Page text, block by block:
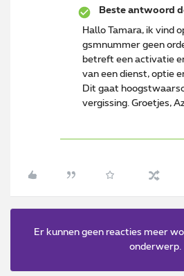
Beste antwoord
Hallo Tamara, ik vind
gsmnummer geen
betreft een activatie
van een dienst, optie
Dit gaat
vergissing. Groetjes,
Er kunnen geen reacties meer
onderwerp.